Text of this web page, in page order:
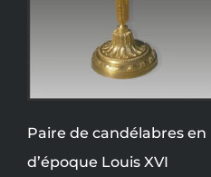
Paire de candélabres
d’époque Louis XVI